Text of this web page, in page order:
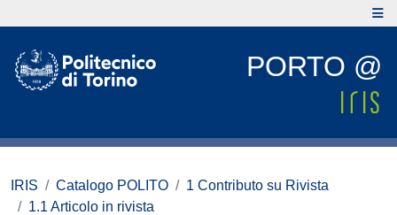
PORTO @
IRIS Catalogo POLITO
1 Contributo su Rivista
1.1 Articolo in rivista